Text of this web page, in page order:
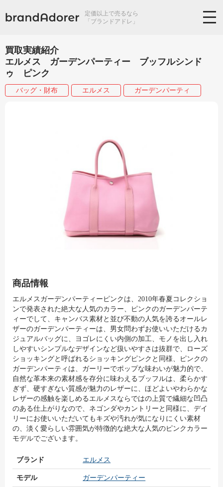
定価以上で売るなら
「ブランドアドレ」
買取実績紹介
エルメス ガーデンパーティー ブッフルシンド
ゥ ピンク
バッグ・財布 エルメス ガーデンパーティ
商品情報
エルメスガーデンパーティーピンクは、2010年春夏コレクショ
ンで発表された絶大な人気のカラー、ピンクのガーデンパーテ
ィーでして、キャンバス素材と並び不動の人気を誇るオールレ
ザーのガーデンパーティーは、男女問わずお使いいただけるカ
ジュアルバッグに、ヨゴレにくい内側の加工、モノを出し入れ
しやすいシンプルなデザインなど扱いやすさは抜群で、ローズ
ショッキングと呼ばれるショッキングピンクと同様、ピンクの
ガーデンパーティは、ガーリーでポップな味わいが魅力的で、
自然な革本来の素材感を存分に味わえるブッフルは、柔らかす
ぎず、硬すぎない質感が魅力のレザーに、ほどよいやわらかな
レザーの感触を楽しめるエルメスならではの上質で繊細な凹凸
のある仕上がりなので、ネゴンダやカントリーと同様に、デイ
リーにお使いいただいてもキズや汚れが気になりにくい素材
の、淡く愛らしい雰囲気が特徴的な絶大な人気のピンクカラー
モデルでございます。
ブランド エルメス
モデル ガーデンパーティー